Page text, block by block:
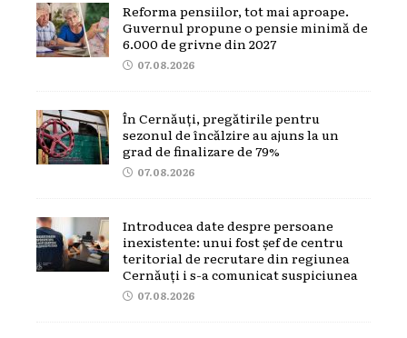
Reforma pensiilor, tot mai aproape.
Guvernul propune o pensie minimă de
6.000 de grivne din 2027
07.08.2026
În Cernăuți, pregătirile pentru
sezonul de încălzire au ajuns la un
grad de finalizare de 79%
07.08.2026
Introducea date despre persoane
inexistente: unui fost șef de centru
teritorial de recrutare din regiunea
Cernăuți i s-a comunicat suspiciunea
07.08.2026